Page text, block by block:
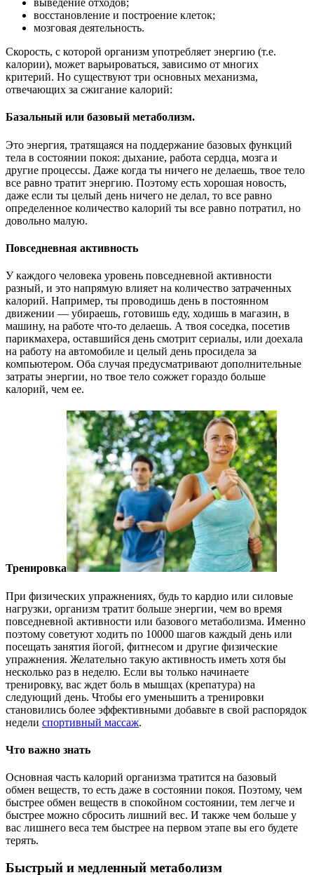
выведение отходов;
восстановление и построение клеток;
мозговая деятельность.
Скорость, с которой организм употребляет энергию (т.е.
калории), может варьироваться, зависимо от многих
критерий. Но существуют три основных механизма,
отвечающих за сжигание калорий:
Базальный или базовый метаболизм.
Это энергия, тратящаяся на поддержание базовых функций
тела в состоянии покоя: дыхание, работа сердца, мозга и
другие процессы. Даже когда ты ничего не делаешь, твое тело
все равно тратит энергию. Поэтому есть хорошая новость,
даже если ты целый день ничего не делал, то все равно
определенное количество калорий ты все равно потратил, но
довольно малую.
Повседневная активность
У каждого человека уровень повседневной активности
разный, и это напрямую влияет на количество затраченных
калорий. Например, ты проводишь день в постоянном
движении — убираешь, готовишь еду, ходишь в магазин, в
машину, на работе что-то делаешь. А твоя соседка, посетив
парикмахера, оставшийся день смотрит сериалы, или доехала
на работу на автомобиле и целый день просидела за
компьютером. Оба случая предусматривают дополнительные
затраты энергии, но твое тело сожжет гораздо больше
калорий, чем ее.
Тренировка
При физических упражнениях, будь то кардио или силовые
нагрузки, организм тратит больше энергии, чем во время
повседневной активности или базового метаболизма. Именно
поэтому советуют ходить по 10000 шагов каждый день или
посещать занятия йогой, фитнесом и другие физические
упражнения. Желательно такую активность иметь хотя бы
несколько раз в неделю. Если вы только начинаете
тренировку, вас ждет боль в мышцах (крепатура) на
следующий день. Чтобы его уменьшить а тренировки
становились более эффективными добавьте в свой распорядок
недели спортивный массаж.
Что важно знать
Основная часть калорий организма тратится на базовый
обмен веществ, то есть даже в состоянии покоя. Поэтому, чем
быстрее обмен веществ в спокойном состоянии, тем легче и
быстрее можно сбросить лишний вес. И также чем больше у
вас лишнего веса тем быстрее на первом этапе вы его будете
терять.
Быстрый и медленный метаболизм